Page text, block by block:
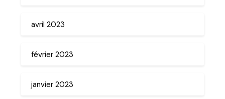
avril 2023
février 2023
janvier 2023